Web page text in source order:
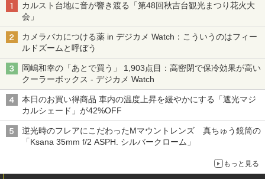
カルスト台地に音が響き渡る「第48回秋吉台観光まつり花火大
会」
カメラバカにつける薬 in デジカメ Watch：こういうのはフィー
ルドズームと呼ぼう
岡嶋和幸の「あとで買う」 1,903点目：高密閉で保冷効果が高い
クーラーボックス - デジカメ Watch
本日のお買い得商品 車内の温度上昇を緩やかにする「遮光マジ
カルシェード」が42%OFF
逆光時のフレアにこだわったMマウントレンズ 真ちゅう鏡筒の
「Ksana 35mm f/2 ASPH. シルバークローム」
もっと見る